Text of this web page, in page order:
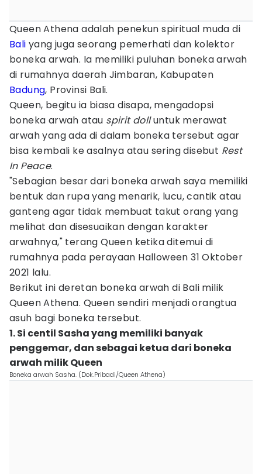
Queen Athena adalah penekun spiritual muda di
Bali yang juga seorang pemerhati dan kolektor
boneka arwah. Ia memiliki puluhan boneka arwah
di rumahnya daerah Jimbaran, Kabupaten
Badung, Provinsi Bali.
Queen, begitu ia biasa disapa, mengadopsi
boneka arwah atau spirit dolluntuk merawat
arwah yang ada di dalam boneka tersebut agar
bisa kembali ke asalnya atau sering disebut Rest
In Peace.
"Sebagian besar dari boneka arwah saya memiliki
bentuk dan rupa yang menarik, lucu, cantik atau
ganteng agar tidak membuat takut orang yang
melihat dan disesuaikan dengan karakter
arwahnya," terang Queen ketika ditemui di
rumahnya pada perayaan Halloween 31 Oktober
2021 lalu.
Berikut ini deretan boneka arwah di Bali milik
Queen Athena. Queen sendiri menjadi orangtua
asuh bagi boneka tersebut.
1. Si centil Sasha yang memiliki banyak
penggemar, dan sebagai ketua dari boneka
arwah milik Queen
Boneka arwah Sasha. (Dok.Pribadi/Queen Athena)